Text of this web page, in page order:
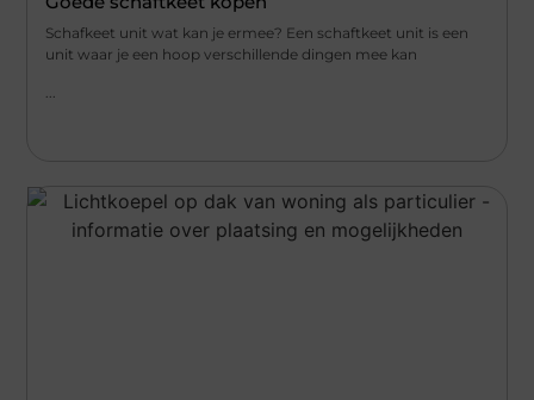
Schafkeet unit wat kan je ermee? Een schaftkeet unit is een
unit waar je een hoop verschillende dingen mee kan
...